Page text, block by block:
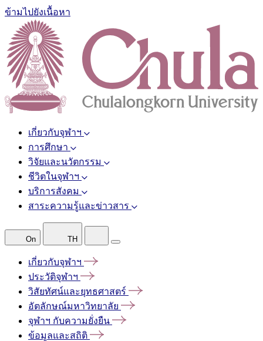
ข้ามไปยังเนื้อหา
เกี่ยวกับจุฬาฯ
การศึกษา
วิจัยและนวัตกรรม
ชีวิตในจุฬาฯ
บริการสังคม
สาระความรู้และข่าวสาร
On TH
เกี่ยวกับจุฬาฯ
ประวัติจุฬาฯ
วิสัยทัศน์และยุทธศาสตร์
อัตลักษณ์มหาวิทยาลัย
จุฬาฯ กับความยั่งยืน
ข้อมูลและสถิติ